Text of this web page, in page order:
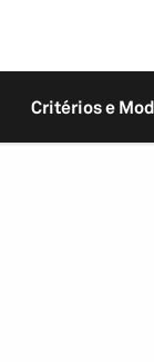
Critérios e